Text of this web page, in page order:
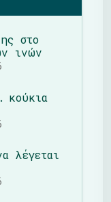
στο
ινών
κούκια
λέγεται